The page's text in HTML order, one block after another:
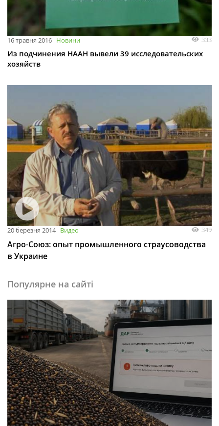
16 травня 2016 Новини 333
Из подчинения НААН вывели 39 исследовательских
хозяйств
20 березня 2014 Видео 349
Агро-Союз: опыт промышленного страусоводства
в Украине
Популярне на сайті